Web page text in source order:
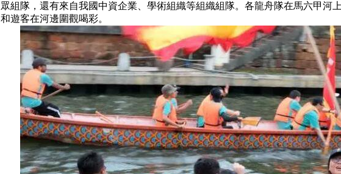
眾組隊，還有來自我國中資企業、學術組織等組織組隊。各龍舟隊在馬六甲河
和遊客在河邊圍觀喝彩。